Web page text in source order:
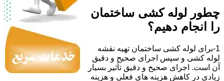
چطور لوله کشی ساختمان
را انجام دهیم؟
1-برای لوله کشی ساختمان تهیه نقشه
لوله کشی و سپس اجرای صحیح و دقیق
آن است. اجرای صحیح و دقیق تأثیر بسیار
زیادی در کاهش هزینه های فعلی و هزینه